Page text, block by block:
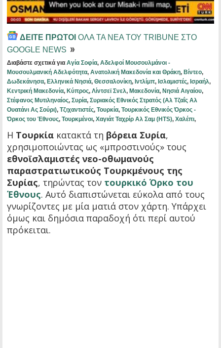
ΔΕΙΤΕ ΠΡΩΤΟΙ ΟΛΑ ΤΑ ΝΕΑ ΤΟΥ TRIBUNE ΣΤΟ
GOOGLE NEWS
Διαβάστε σχετικά για Αγία Σοφία, Αδελφοί Μουσουλμάνοι -
Μουσουλμανική Αδελφότητα, Ανατολική Μακεδονία και Θράκη, Βίντεο,
Δωδεκάνησα, Ελληνικά Νησιά, Θεσσαλονίκη, Ιντλίμπ, Ισλαμιστές, Ισραήλ,
Κεντρική Μακεδονία, Κύπρος, Λίντσεϊ Σνελ, Μακεδονία, Νησιά Αιγαίου,
Στέφανος Μυτιληναίος, Συρία, Συριακός Εθνικός Στρατός (Αλ Τζαΐς Αλ
Ουατάνι Ας Σούρι), Τζιχαντιστές, Τουρκία, Τουρκικός Εθνικός Όρκος -
Όρκος του Έθνους, Τουρκμένοι, Χαγιάτ Ταχρίρ Αλ Σαμ (HTS), Χαλέπι,
Η Τουρκία κατακτά τη βόρεια Συρία,
χρησιμοποιώντας ως «μπροστινούς» τους
εθνοϊσλαμιστές νεο-οθωμανούς
παραστρατιωτικούς Τουρκμένους της
Συρίας, τηρώντας τον τουρκικό Όρκο του
Έθνους. Αυτό διαπιστώνεται εύκολα από τους
γνωρίζοντες με μία ματιά στον χάρτη. Υπάρχει
όμως και δημόσια παραδοχή ότι περί αυτού
πρόκειται.